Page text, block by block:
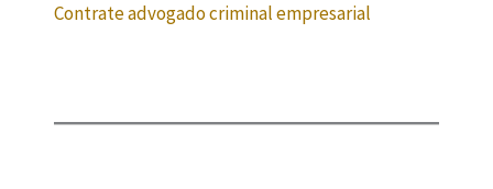
Contrate advogado criminal empresarial